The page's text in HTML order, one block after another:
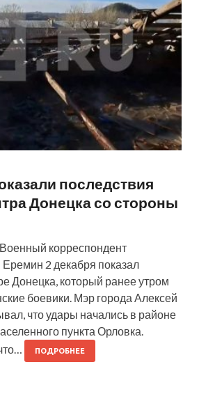
последствия
Донецка со стороны
корреспондент
2 декабря показал
Донецка, который ранее утром
боевики. Мэр города Алексей
что удары начались в районе
пункта Орловка.
ПОДРОБНЕЕ